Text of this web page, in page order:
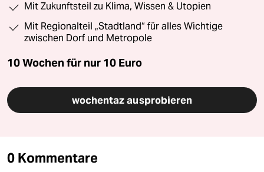
Mit Zukunftsteil zu Klima, Wissen & Utopien
Mit Regionalteil „Stadtland“ für alles Wichtige
zwischen Dorf und Metropole
10 Wochen für nur 10 Euro
wochentaz ausprobieren
0 Kommentare